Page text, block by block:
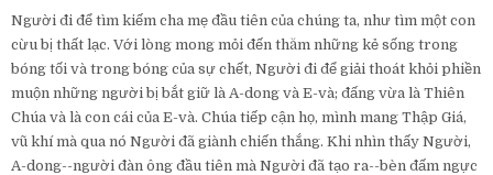
Người đi để tìm kiếm cha mẹ đầu tiên của chúng ta, như tìm một con
cừu bị thất lạc. Với lòng mong mỏi đến thăm những kẻ sống trong
bóng tối và trong bóng của sự chết, Người đi để giải thoát khỏi phiền
muộn những người bị bắt giữ là A-dong và E-và; đấng vừa là Thiên
Chúa và là con cái của E-và. Chúa tiếp cận họ, mình mang Thập Giá,
vũ khí mà qua nó Người đã giành chiến thắng. Khi nhìn thấy Người,
A-dong--người đàn ông đầu tiên mà Người đã tạo ra--bèn đấm ngực